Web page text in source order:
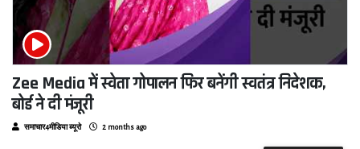
Zee Media में स्वेता गोपालन फिर बनेंगी स्वतंत्र निदेशक,
बोर्ड ने दी मंजूरी
समाचार4मीडिया ब्यूरो 2 months ago